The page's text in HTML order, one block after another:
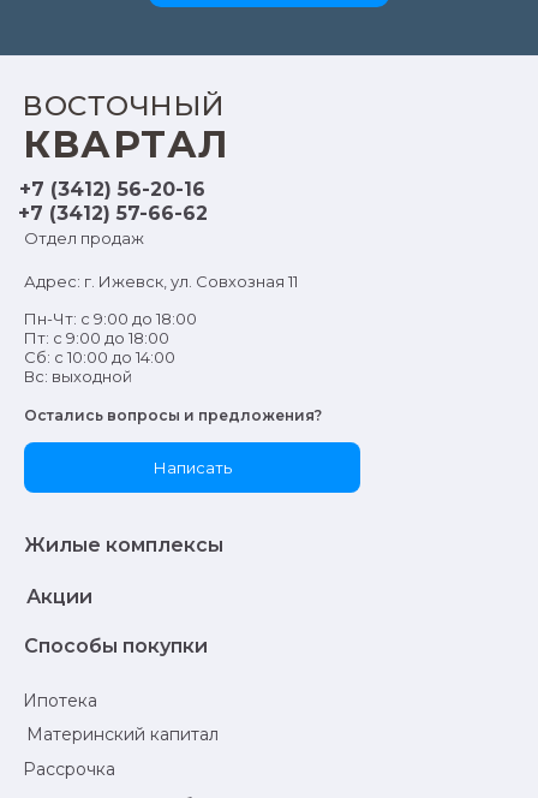
Жилые комплексы
КВАРТАЛ
ВОСТОЧНЫЙ
Написать
Остались вопросы и предложения?
Пн-Чт: с 9:00 до 18:00
Пт: с 9:00 до 18:00
Сб: с 10:00 до 14:00
Вс: выходной
Акции
Адрес: г. Ижевск, ул. Совхозная 11
Рассрочка
Материнский капитал
Ипотека
Способы покупки
+7 (3412) 57-66-62
+7 (3412) 56-20-16
Отдел продаж